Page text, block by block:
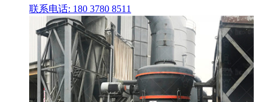
联系电话: 180 3780 8511